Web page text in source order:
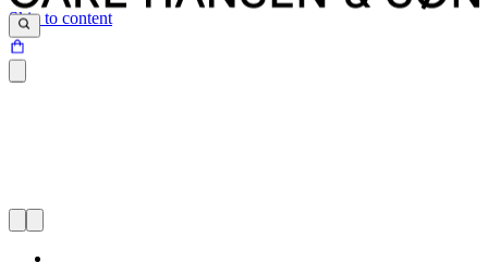
Skip to content